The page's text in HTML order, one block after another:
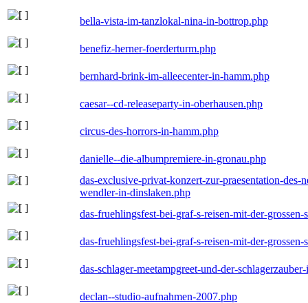
bella-vista-im-tanzlokal-nina-in-bottrop.php
benefiz-herner-foerderturm.php
bernhard-brink-im-alleecenter-in-hamm.php
caesar--cd-releaseparty-in-oberhausen.php
circus-des-horrors-in-hamm.php
danielle--die-albumpremiere-in-gronau.php
das-exclusive-privat-konzert-zur-praesentation-
wendler-in-dinslaken.php
das-fruehlingsfest-bei-graf-s-reisen-mit-der-
das-fruehlingsfest-bei-graf-s-reisen-mit-der-
das-schlager-meetampgreet-und-der-
declan--studio-aufnahmen-2007.php